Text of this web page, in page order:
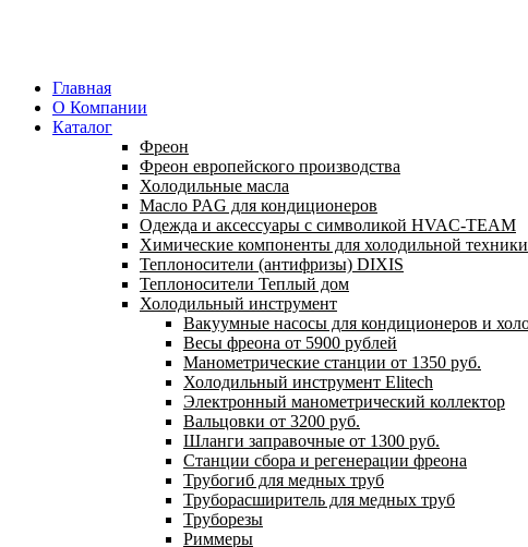
Главная
О Компании
Каталог
Фреон
Фреон европейского производства
Холодильные масла
Масло PAG для кондиционеров
Одежда и аксессуары с символикой HVAC-TEAM
Химические компоненты для холодильной техники
Теплоносители (антифризы) DIXIS
Теплоносители Теплый дом
Холодильный инструмент
Вакуумные насосы для кондиционеров и
Весы фреона от 5900 рублей
Манометрические станции от 1350 руб.
Холодильный инструмент Elitech
Электронный манометрический коллектор
Вальцовки от 3200 руб.
Шланги заправочные от 1300 руб.
Станции сбора и регенерации фреона
Трубогиб для медных труб
Труборасширитель для медных труб
Труборезы
Риммеры